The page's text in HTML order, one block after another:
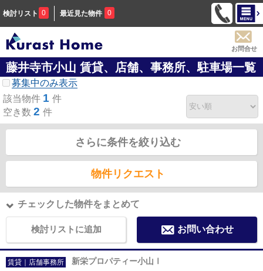
検討リスト 0 最近見た物件 0
お問合せ
藤井寺市小山 賃貸、店舗、事務所、駐車場一覧
募集中のみ表示
該当物件 1 件
空き数 2 件
さらに条件を絞り込む
物件リクエスト
チェックした物件をまとめて
検討リストに追加 お問い合わせ
賃貸｜店舗事務所 新栄プロパティー小山Ⅰ